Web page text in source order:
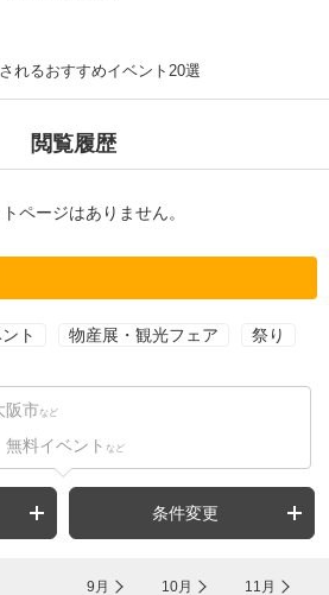
れるおすすめイベント20選
閲覧履歴
ページはありません。
ト 物産展・観光フェア 祭り
阪市 など
無料イベント など
条件変更
9月 10月 11月